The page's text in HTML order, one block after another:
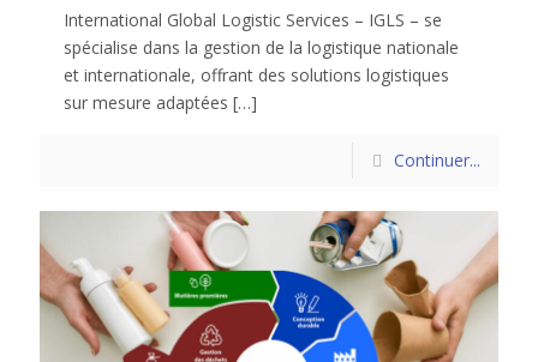
International Global Logistic Services – IGLS – se
spécialise dans la gestion de la logistique nationale
et internationale, offrant des solutions logistiques
sur mesure adaptées […]
Continuer...